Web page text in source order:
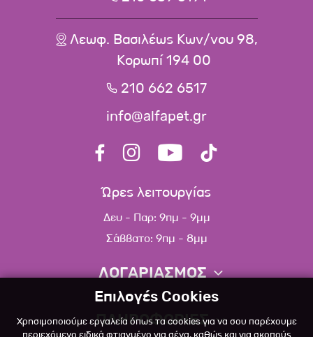
Λεωφ. Βασιλέως Κων/νου 98,
Κορωπί 194 00
210 662 6517
info@alfapet.gr
Ώρες λειτουργίας
Δευ - Παρ: 9πμ - 9μμ
Σάββατο: 9πμ - 8μμ
ΛΟΓΑΡΙΑΣΜΟΣ
Πληροφορίες λογαριασμού
ΠΛΗΡΟΦΟΡΙΕΣ
Επιλογές Cookies
Χρησιμοποιούμε εργαλεία όπως τα cookies για να σου παρέχουμε
περιεχόμενο ειδικά φτιαγμένο για σένα, καθώς και για σκοπούς